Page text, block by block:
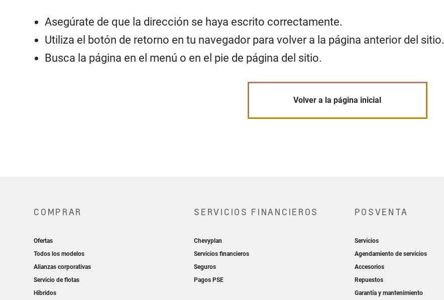
Asegúrate de que la dirección se haya escrito correctamente.
Utiliza el botón de retorno en tu navegador para volver a la página anterior del sitio.
Busca la página en el menú o en el pie de página del sitio.
Volver a la página inicial